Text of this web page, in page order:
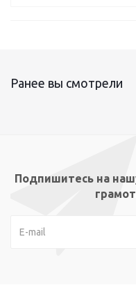
Ранее вы смотрели
Подпишитесь на